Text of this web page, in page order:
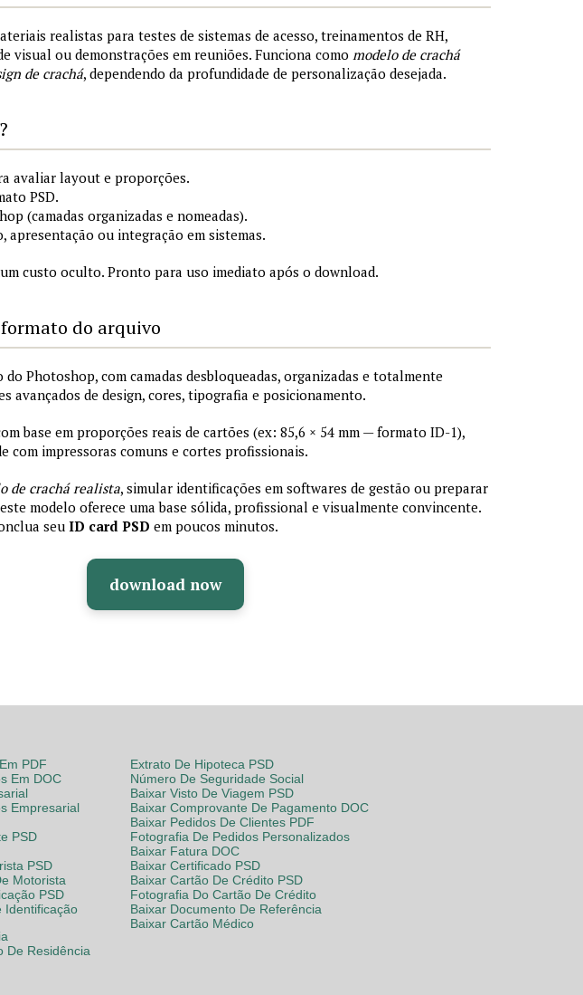
realistas para testes de sistemas de acesso, treinamentos de RH,
visual ou demonstrações em reuniões. Funciona como modelo de crachá
de crachá, dependendo da profundidade de personalização desejada.
avaliar layout e proporções.
PSD.
(camadas organizadas e nomeadas).
apresentação ou integração em sistemas.
custo oculto. Pronto para uso imediato após o download.
do arquivo
Photoshop, com camadas desbloqueadas, organizadas e totalmente
avançados de design, cores, tipografia e posicionamento.
base em proporções reais de cartões (ex: 85,6 × 54 mm — formato ID-1),
com impressoras comuns e cortes profissionais.
de crachá realista, simular identificações em softwares de gestão ou preparar
modelo oferece uma base sólida, profissional e visualmente convincente.
seuID card PSD em poucos minutos.
download now
PDF
Em DOC
Empresarial
PSD
PSD
Motorista
PSD
Identificação
De Residência
Extrato De Hipoteca PSD
Número De Seguridade Social
Baixar Visto De Viagem PSD
Baixar Comprovante De Pagamento DOC
Baixar Pedidos De Clientes PDF
Fotografia De Pedidos Personalizados
Baixar Fatura DOC
Baixar Certificado PSD
Baixar Cartão De Crédito PSD
Fotografia Do Cartão De Crédito
Baixar Documento De Referência
Baixar Cartão Médico